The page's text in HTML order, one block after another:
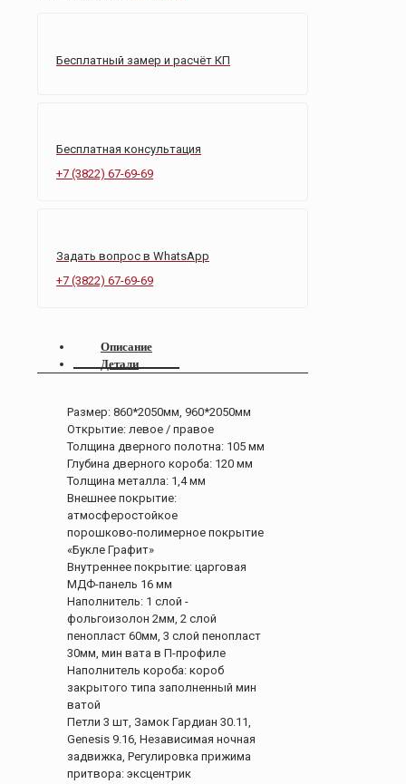
Бесплатный замер и расчёт КП
Бесплатная консультация
+7 (3822) 67-69-69
Задать вопрос в WhatsApp
+7 (3822) 67-69-69
Описание
Детали
Размер: 860*2050мм, 960*2050мм
Открытие: левое / правое
Толщина дверного полотна: 105 мм
Глубина дверного короба: 120 мм
Толщина металла: 1,4 мм
Внешнее покрытие:
атмосферостойкое
порошково-полимерное покрытие
«Букле Графит»
Внутреннее покрытие: царговая
МДФ-панель 16 мм
Наполнитель: 1 слой -
фольгоизолон 2мм, 2 слой
пенопласт 60мм, 3 слой пенопласт
30мм, мин вата в П-профиле
Наполнитель короба: короб
закрытого типа заполненный мин
ватой
Петли 3 шт, Замок Гардиан 30.11,
Genesis 9.16, Независимая ночная
задвижка, Регулировка прижима
притвора: эксцентрик